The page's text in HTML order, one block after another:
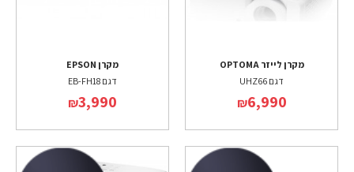
מקרן לייזר OPTOMA
דגם UHZ66
₪6,990
מקרן EPSON
דגם EB-FH18
₪3,990